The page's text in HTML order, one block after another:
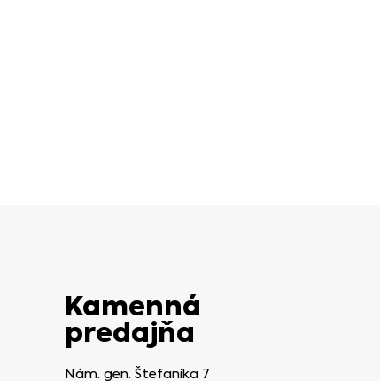
Kamenná
predajňa
Nám. gen. Štefaníka 7